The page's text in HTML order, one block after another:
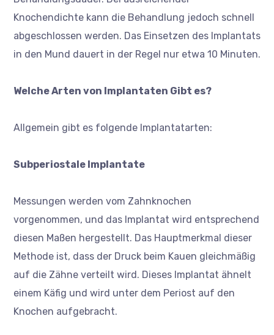
Knochendichte kann die Behandlung jedoch schnell
abgeschlossen werden. Das Einsetzen des Implantats
in den Mund dauert in der Regel nur etwa 10 Minuten.
Welche Arten von Implantaten Gibt es?
Allgemein gibt es folgende Implantatarten:
Subperiostale Implantate
Messungen werden vom Zahnknochen
vorgenommen, und das Implantat wird entsprechend
diesen Maßen hergestellt. Das Hauptmerkmal dieser
Methode ist, dass der Druck beim Kauen gleichmäßig
auf die Zähne verteilt wird. Dieses Implantat ähnelt
einem Käfig und wird unter dem Periost auf den
Knochen aufgebracht.